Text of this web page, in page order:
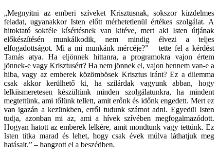
„Megnyitni az emberi szíveket Krisztusnak, sokszor küzdelmes
feladat, ugyanakkor Isten előtt mérhetetlenül értékes szolgálat. A
hitoktató sokféle kísértésnek van kitéve, mert aki Isten útjának
előkészítésén munkálkodik, nem mindig élvezi a teljes
elfogadottságot. Mi a mi munkánk mércéje?” – tette fel a kérdést
Tamás atya. Ha eljönnek hittanra, a programokra vajon értem
jönnek-e vagy Krisztusért? Ha nem jönnek el, vajon bennem van-e a
hiba, vagy az emberek közömbösek Krisztus iránt? Ez a dilemma
csak akkor kerülhető ki, ha szilárdak vagyunk abban, hogy
lelkiismeretesen készültünk minden szolgálatunkra, ha mindent
megtettünk, ami tőlünk tellett, amit erőnk és időnk engedett. Mert ez
van igazán a kezünkben, erről tudunk számot adni. Egyedül Isten
tudja, azonban mi az, ami a hívek szívében megfogalmazódott.
Hogyan hatott az emberek lelkére, amit mondtunk vagy tettünk. Ez
Isten titka marad és lehet, hogy csak évek múlva láthatjuk meg
hatásait.” – hangzott el a beszédben.